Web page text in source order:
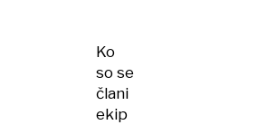
Ko
so se
člani
ekip